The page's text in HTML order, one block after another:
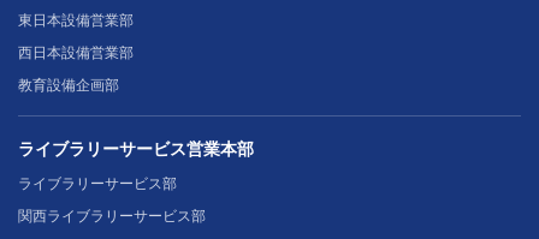
東日本設備営業部
西日本設備営業部
教育設備企画部
ライブラリーサービス営業本部
ライブラリーサービス部
関西ライブラリーサービス部